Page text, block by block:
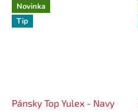
Novinka
Tip
Pánsky Top Yulex - Navy